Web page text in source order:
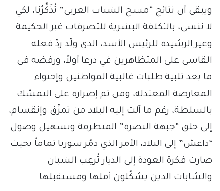
ويبقى أن نتائج “مسح الشباب العربي” تُذَكِّرُنا، لكي
لا ننسى، بالتكلفة البشرية للتصرفات غير الحكيمة
وغير الرشيدة للرئيس الأسد، الذي ولّد ردّ فعله
القاسي على المتظاهرين في درعا أولاً، ورفضه في
ما بعد تلبية طلبات غالبية المواطنين وإحتواء
المعارضة المعتدلة، ومن ثم إصراره على التمسّك
بالسلطة، رغم ما آلت إليه البلاد من تمزّق وإنقسام،
إلى خلق “جبهة النصرة” المتطرفة وتسهيل وصول
“داعش” إلى البلاد، الأمر الذي دمّر سوريا تماماً بحيث
صارت فكرة العودة إلى الديار تُرعِب الشبان
والشابات الذين يشكّلون أملها ومستقبلها.